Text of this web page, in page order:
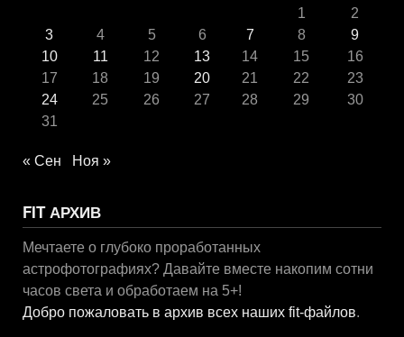
1
2
3
4 5 6 7 8
9
10
11 12 13 14 15
16
17
18 19 20 21 22
23
24
25 26 27 28 29
30
31
« Сен Ноя »
FIT АРХИВ
Мечтаете о глубоко проработанных
астрофотографиях? Давайте вместе накопим сотни
часов света и обработаем на 5+!
Добро пожаловать в архив всех наших fit-файлов.